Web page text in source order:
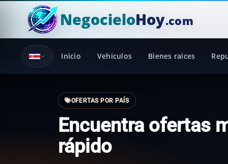
NegocieloHoy.com
Inicio Vehiculos Bienes raices
OFERTAS POR PAÍS
Encuentra ofertas
rápido